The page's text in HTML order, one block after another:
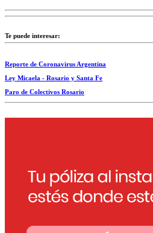
Te puede interesar:
Reporte de Coronavirus Argentina
Ley Micaela - Rosario y Santa Fe
Paro de Colectivos Rosario